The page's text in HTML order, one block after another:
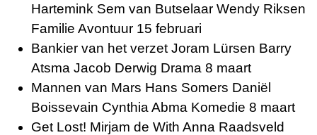
Hartemink Sem van Butselaar Wendy Riksen
Familie Avontuur 15 februari
Bankier van het verzet Joram Lürsen Barry
Atsma Jacob Derwig Drama 8 maart
Mannen van Mars Hans Somers Daniël
Boissevain Cynthia Abma Komedie 8 maart
Get Lost! Mirjam de With Anna Raadsveld